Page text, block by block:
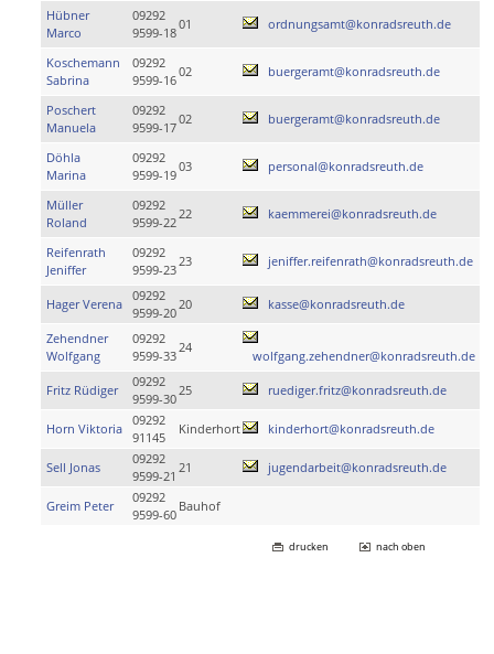
Hübner
Marco
09292
9599-18
01 ordnungsamt@konradsreuth.de
Koschemann
Sabrina
09292
9599-16
02 buergeramt@konradsreuth.de
Poschert
Manuela
09292
9599-17
02 buergeramt@konradsreuth.de
Döhla
Marina
09292
9599-19
03 personal@konradsreuth.de
Müller
Roland
09292
9599-22
22 kaemmerei@konradsreuth.de
Reifenrath
Jeniffer
09292
9599-23
23 jeniffer.reifenrath@konradsreuth.de
Hager Verena
09292
9599-20
20 kasse@konradsreuth.de
Zehendner
Wolfgang
09292
9599-33
24
wolfgang.zehendner@konradsreuth.de
Fritz Rüdiger
09292
9599-30
25 ruediger.fritz@konradsreuth.de
Horn Viktoria
09292
91145
Kinderhort kinderhort@konradsreuth.de
Sell Jonas
09292
9599-21
21 jugendarbeit@konradsreuth.de
Greim Peter
09292
9599-60
Bauhof
drucken nach oben